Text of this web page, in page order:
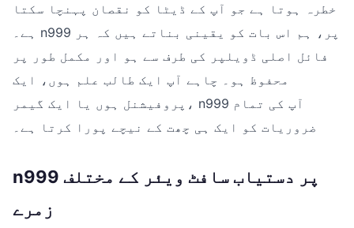
خطرہ ہوتا ہے جو آپ کے ڈیٹا کو نقصان پہنچا سکتا
ہے۔ n999 پر، ہم اس بات کو یقینی بناتے ہیں کہ ہر
فائل اصلی ڈویلپر کی طرف سے ہو اور مکمل طور پر
محفوظ ہو۔ چاہے آپ ایک طالب علم ہوں، ایک
پروفیشنل ہوں یا ایک گیمر، n999 آپ کی تمام
ضروریات کو ایک ہی چھت کے نیچے پورا کرتا ہے۔
n999 پر دستیاب سافٹ ویئر کے مختلف
زمرے